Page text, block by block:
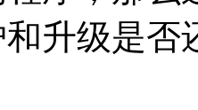
升级是否